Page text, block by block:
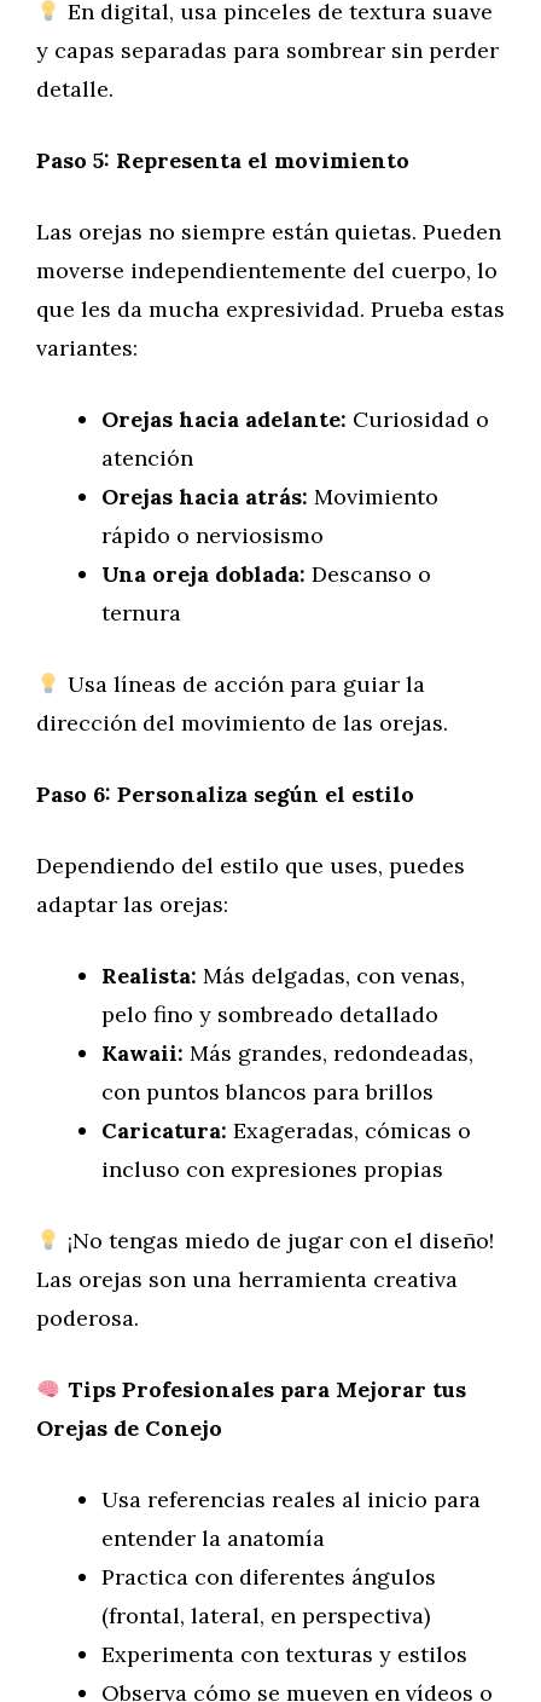
En digital, usa pinceles de textura suave
y capas separadas para sombrear sin perder
detalle.
Paso 5: Representa el movimiento
Las orejas no siempre están quietas. Pueden
moverse independientemente del cuerpo, lo
que les da mucha expresividad. Prueba estas
variantes:
Orejas hacia adelante: Curiosidad o
atención
Orejas hacia atrás: Movimiento
rápido o nerviosismo
Una oreja doblada: Descanso o
ternura
Usa líneas de acción para guiar la
dirección del movimiento de las orejas.
Paso 6: Personaliza según el estilo
Dependiendo del estilo que uses, puedes
adaptar las orejas:
Realista: Más delgadas, con venas,
pelo fino y sombreado detallado
Kawaii: Más grandes, redondeadas,
con puntos blancos para brillos
Caricatura: Exageradas, cómicas o
incluso con expresiones propias
¡No tengas miedo de jugar con el diseño!
Las orejas son una herramienta creativa
poderosa.
Tips Profesionales para Mejorar tus
Orejas de Conejo
Usa referencias reales al inicio para
entender la anatomía
Practica con diferentes ángulos
(frontal, lateral, en perspectiva)
Experimenta con texturas y estilos
Observa cómo se mueven en vídeos o